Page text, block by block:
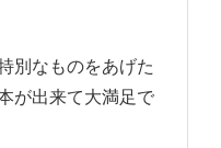
別なものをあげた
が出来て大満足で